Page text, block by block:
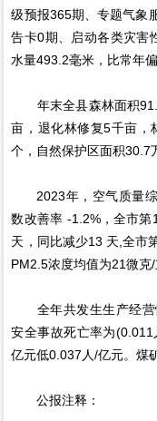
级预报365期、专题气象
告卡0期、启动各类灾害
水量493.2毫米，比常年
年末全县森林面积
亩，退化林修复5千亩，
个，自然保护区面积30.7
2023年，空气质量综
数改善率 -1.2%，全市
天，同比减少13 天,全市
PM2.5浓度均值为21微克
全年共发生生产经营
安全事故死亡率为
亿元低0.037人/亿元。煤
公报注释：